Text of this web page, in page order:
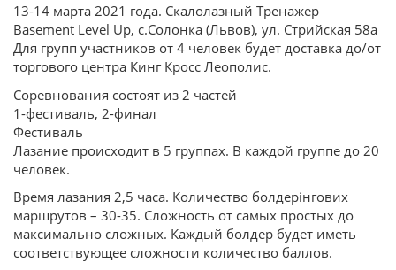
13-14 марта 2021 года. Скалолазный Тренажер
Basement Level Up, с.Солонка (Львов), ул. Стрийская 58а
Для групп участников от 4 человек будет доставка до/от
торгового центра Кинг Кросс Леополис.
Соревнования состоят из 2 частей
1-фестиваль, 2-финал
Фестиваль
Лазание происходит в 5 группах. В каждой группе до 20
человек.
Время лазания 2,5 часа. Количество болдерінгових
маршрутов – 30-35. Сложность от самых простых до
максимально сложных. Каждый болдер будет иметь
соответствующее сложности количество баллов.